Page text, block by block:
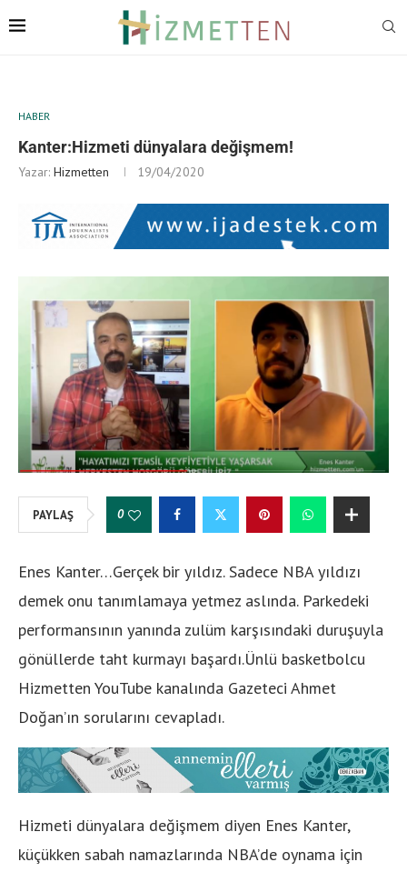
HABER
Kanter:Hizmeti dünyalara değişmem!
Yazar: Hizmetten 19/04/2020
PAYLAŞ 0
Enes Kanter…Gerçek bir yıldız. Sadece NBA yıldızı
demek onu tanımlamaya yetmez aslında. Parkedeki
performansının yanında zulüm karşısındaki duruşuyla
gönüllerde taht kurmayı başardı.Ünlü basketbolcu
Hizmetten YouTube kanalında Gazeteci Ahmet
Doğan’ın sorularını cevapladı.
Hizmeti dünyalara değişmem diyen Enes Kanter,
küçükken sabah namazlarında NBA’de oynama için